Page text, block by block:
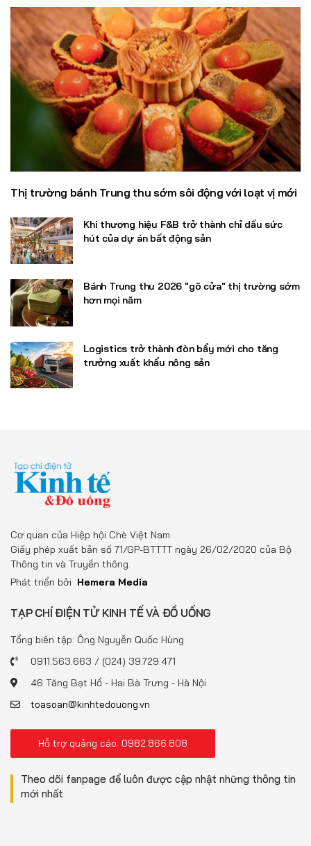
Thị trường bánh Trung thu sớm sôi động với loạt vị mới
Khi thương hiệu F&B trở thành chỉ dấu sức
hút của dự án bất động sản
Bánh Trung thu 2026 "gõ cửa" thị trường sớm
hơn mọi năm
Logistics trở thành đòn bẩy mới cho tăng
trưởng xuất khẩu nông sản
Cơ quan của Hiệp hội Chè Việt Nam
Giấy phép xuất bản số 71/GP-BTTTT ngày 26/02/2020 của Bộ
Thông tin và Truyền thông.
Phát triển bởi Hemera Media
TẠP CHÍ ĐIỆN TỬ KINH TẾ VÀ ĐỒ UỐNG
Tổng biên tập: Ông Nguyễn Quốc Hùng
0911.563.663 / (024) 39.729.471
46 Tăng Bạt Hổ - Hai Bà Trưng - Hà Nội
toasoan@kinhtedouong.vn
Hỗ trợ quảng cáo: 0982.866.808
Theo dõi fanpage để luôn được cập nhật những thông tin
mới nhất